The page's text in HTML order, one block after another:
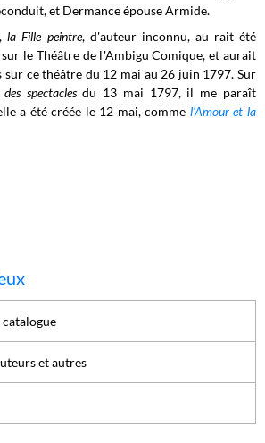
et Dermance épouse Armide.
la Fille peintre, d'auteur inconnu, au rait été
le Théâtre de l'Ambigu Comique, et aurait
sur ce théâtre du 12 mai au 26 juin 1797. Sur
spectaclesdu 13 mai 1797, il me paraît
a été créée le 12 mai, comme l'Amour et la
catalogue
et autres